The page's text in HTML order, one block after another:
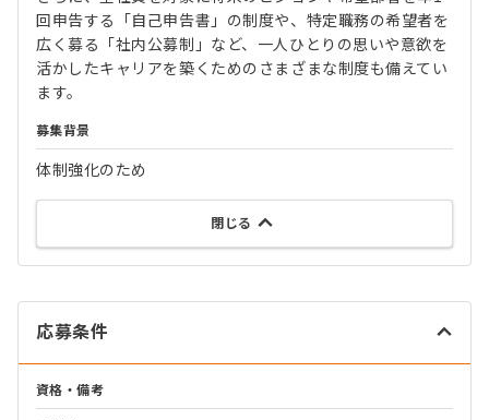
回申告する「自己申告書」の制度や、特定職務の希望者を
広く募る「社内公募制」など、一人ひとりの思いや意欲を
活かしたキャリアを築くためのさまざまな制度も備えてい
ます。
募集背景
体制強化のため
閉じる
応募条件
資格・備考